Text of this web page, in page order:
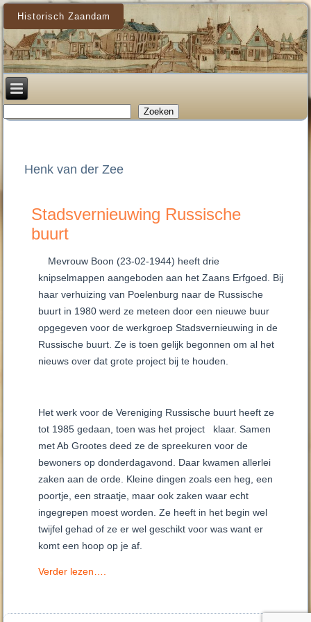
Historisch Zaandam
Zoeken
Henk van der Zee
Stadsvernieuwing Russische
buurt
Mevrouw Boon (23-02-1944) heeft drie
knipselmappen aangeboden aan het Zaans Erfgoed. Bij
haar verhuizing van Poelenburg naar de Russische
buurt in 1980 werd ze meteen door een nieuwe buur
opgegeven voor de werkgroep Stadsvernieuwing in de
Russische buurt. Ze is toen gelijk begonnen om al het
nieuws over dat grote project bij te houden.
Het werk voor de Vereniging Russische buurt heeft ze
tot 1985 gedaan, toen was het project klaar. Samen
met Ab Grootes deed ze de spreekuren voor de
bewoners op donderdagavond. Daar kwamen allerlei
zaken aan de orde. Kleine dingen zoals een heg, een
poortje, een straatje, maar ook zaken waar echt
ingegrepen moest worden. Ze heeft in het begin wel
twijfel gehad of ze er wel geschikt voor was want er
komt een hoop op je af.
Verder lezen….